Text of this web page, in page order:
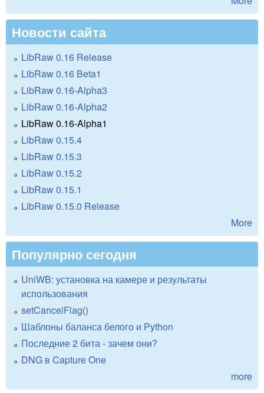
Новости сайта
LibRaw 0.16 Release
LibRaw 0.16 Beta1
LibRaw 0.16-Alpha3
LibRaw 0.16-Alpha2
LibRaw 0.16-Alpha1
LibRaw 0.15.4
LibRaw 0.15.3
LibRaw 0.15.2
LibRaw 0.15.1
LibRaw 0.15.0 Release
More
Популярно сегодня
UniWB: установка на камере и результаты
использования
setCancelFlag()
Шаблоны баланса белого и Python
Последние 2 бита - зачем они?
DNG в Capture One
more